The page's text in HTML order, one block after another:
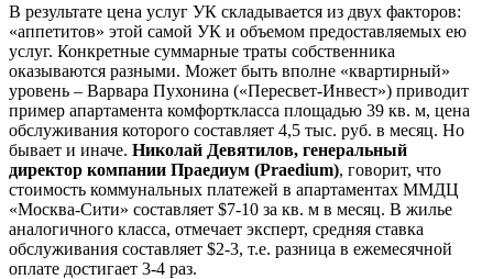
В результате цена услуг УК складывается из двух факторов:
«аппетитов» этой самой УК и объемом предоставляемых ею
услуг. Конкретные суммарные траты собственника
оказываются разными. Может быть вполне «квартирный»
уровень – Варвара Пухонина («Пересвет-Инвест») приводит
пример апартамента комфорткласса площадью 39 кв. м, цена
обслуживания которого составляет 4,5 тыс. руб. в месяц. Но
бывает и иначе. Николай Девятилов, генеральный
директор компании Праедиум (Praedium), говорит, что
стоимость коммунальных платежей в апартаментах ММДЦ
«Москва-Сити» составляет $7-10 за кв. м в месяц. В жилье
аналогичного класса, отмечает эксперт, средняя ставка
обслуживания составляет $2-3, т.е. разница в ежемесячной
оплате достигает 3-4 раз.